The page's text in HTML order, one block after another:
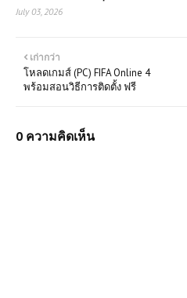
July 03, 2026
เก่ากว่า
โหลดเกมส์ (PC) FIFA Online 4
พร้อมสอนวิธีการติดตั้ง ฟรี
0 ความคิดเห็น